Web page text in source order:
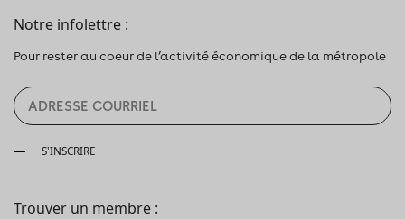
Notre infolettre :
Pour rester au coeur de l’activité économique de la métropole
S'INSCRIRE
Trouver un membre :